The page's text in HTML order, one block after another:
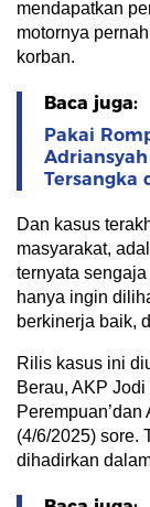
mendapatkan
motornya
korban.
Baca juga:
Pakai
Tersangka
Dan kasus
masyarakat,
ternyata
hanya ingin
berkinerja baik,
Rilis kasus ini
Berau, AKP
(4/6/2025) sore.
dihadirkan